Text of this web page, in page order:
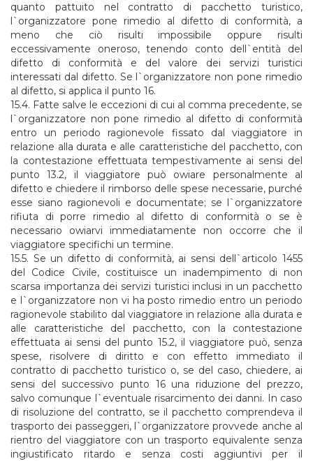
quanto pattuito nel contratto di pacchetto turistico,
l`organizzatore pone rimedio al difetto di conformità, a
meno che ciò risulti impossibile oppure risulti
eccessivamente oneroso, tenendo conto dell`entità del
difetto di conformità e del valore dei servizi turistici
interessati dal difetto. Se l`organizzatore non pone rimedio
al difetto, si applica il punto 16.
15.4. Fatte salve le eccezioni di cui al comma precedente, se
l`organizzatore non pone rimedio al difetto di conformità
entro un periodo ragionevole fissato dal viaggiatore in
relazione alla durata e alle caratteristiche del pacchetto, con
la contestazione effettuata tempestivamente ai sensi del
punto 13.2, il viaggiatore può owiare personalmente al
difetto e chiedere il rimborso delle spese necessarie, purché
esse siano ragionevoli e documentate; se l`organizzatore
rifiuta di porre rimedio al difetto di conformità o se è
necessario owiarvi immediatamente non occorre che il
viaggiatore specifichi un termine.
15.5. Se un difetto di conformità, ai sensi dell`articolo 1455
del Codice Civile, costituisce un inadempimento di non
scarsa importanza dei servizi turistici inclusi in un pacchetto
e l`organizzatore non vi ha posto rimedio entro un periodo
ragionevole stabilito dal viaggiatore in relazione alla durata e
alle caratteristiche del pacchetto, con la contestazione
effettuata ai sensi del punto 15.2, il viaggiatore può, senza
spese, risolvere di diritto e con effetto immediato il
contratto di pacchetto turistico o, se del caso, chiedere, ai
sensi del successivo punto 16 una riduzione del prezzo,
salvo comunque l`eventuale risarcimento dei danni. In caso
di risoluzione del contratto, se il pacchetto comprendeva il
trasporto dei passeggeri, l`organizzatore provvede anche al
rientro del viaggiatore con un trasporto equivalente senza
ingiustificato ritardo e senza costi aggiuntivi per il